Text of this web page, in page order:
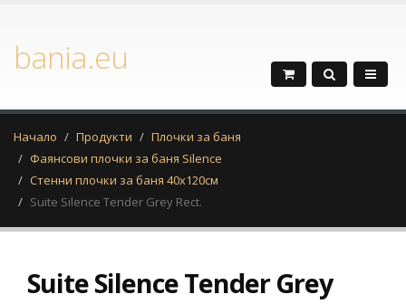
bania.eu
Начало Продукти
Плочки за баня
Фаянсови плочки за баня Silence
Стенни плочки за баня 40x120см
Suite Silence Tender Grey Rect.
Suite Silence Tender Grey